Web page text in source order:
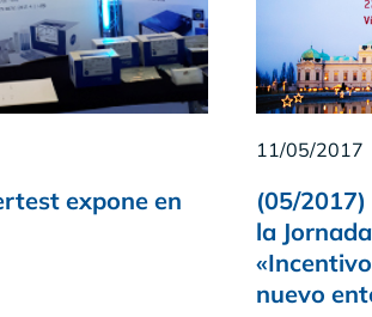
expone en
11/05/2017
(05/
la
nuevo